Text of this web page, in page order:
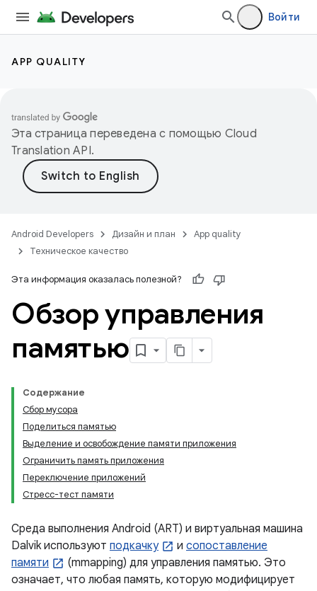
Войти
APP QUALITY
Эта страница переведена с помощью Cloud
Translation API.
Android Developers Дизайн и план
App quality
Техническое качество
Эта информация оказалась полезной?
Обзор управления
памятью
Содержание
Сбор мусора
Поделиться памятью
Выделение и освобождение памяти приложения
Ограничить память приложения
Переключение приложений
Стресс-тест памяти
Среда выполнения Android (ART) и виртуальная машина
Dalvik используют подкачку и сопоставление
памяти
(mmapping) для управления памятью. Это
означает, что любая память, которую модифицирует